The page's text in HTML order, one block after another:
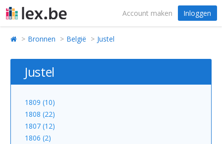
Account maken Inloggen
Bronnen België Justel
Justel
1809 (10)
1808 (22)
1807 (12)
1806 (2)